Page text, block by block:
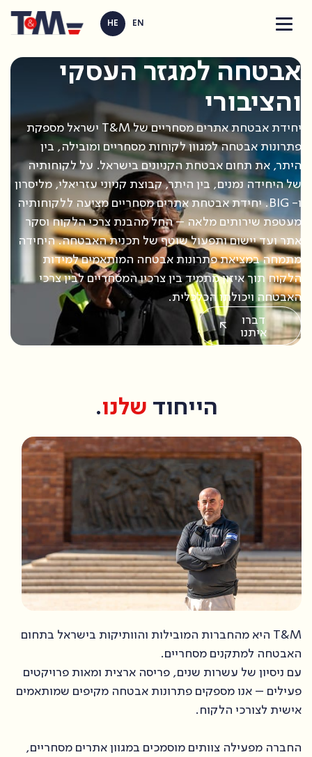
EN
HE
אבטחה למגזר העסקי
והציבורי
יחידת אבטחת אתרים מסחריים של T&M ישראל מספקת
פתרונות אבטחה למגוון לקוחות מסחריים ומובילה, בין
היתר, את תחום אבטחת הקניונים בישראל. על לקוחותיה
של היחידה נמנים, בין היתר, קבוצת קניוני עזריאלי, מליסרון
ו- BIG. יחידת אבטחת אתרים מסחריים מציעה ללקוחותיה
מעטפת שירותים מלאה – החל מהבנת צרכי הלקוח וסקר
אתר ועד יישום ותפעול שוטף של תכנית האבטחה. היחידה
מתמחה במציאת פתרונות אבטחה המותאמים למידות
הלקוח תוך איזון מתמיד בין צרכיו המסחריים לבין צרכי
האבטחה ויכולתו הכלכלית.
דברו
איתנו
הייחוד שלנו.
T&M היא מהחברות המובילות והוותיקות בישראל בתחום
האבטחה למתקנים מסחריים.
עם ניסיון של עשרות שנים, פריסה ארצית ומאות פרויקטים
פעילים – אנו מספקים פתרונות אבטחה מקיפים שמותאמים
אישית לצורכי הלקוח.
החברה מפעילה צוותים מוסמכים במגוון אתרים מסחריים,